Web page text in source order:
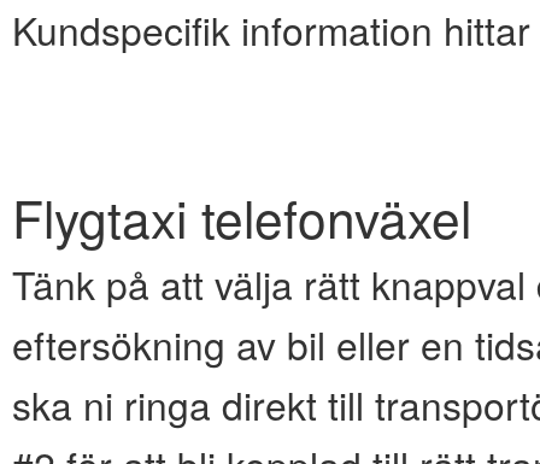
Kundspecifik information
Flygtaxi telefonväxel
Tänk på att välja rätt
eftersökning av bil eller en
ska ni ringa direkt till